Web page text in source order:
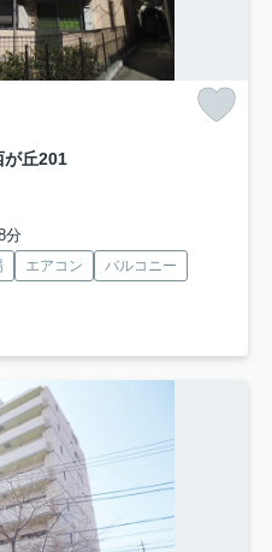
が丘201
分
エアコン
バルコニー